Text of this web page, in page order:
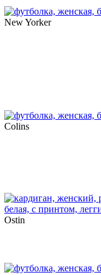
New Yorker
Colins
Ostin